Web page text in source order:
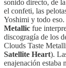
sonido directo, de
el confeti, las
Yoshimi y todo eso.
Metallic fue
discogragía de los
Clouds Taste
Satellite Heart).
enajenación estaba